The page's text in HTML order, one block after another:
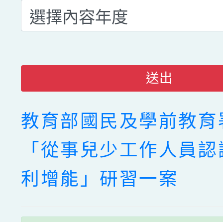
送出
教育部國民及學前教育
「從事兒少工作人員
利增能」研習一案